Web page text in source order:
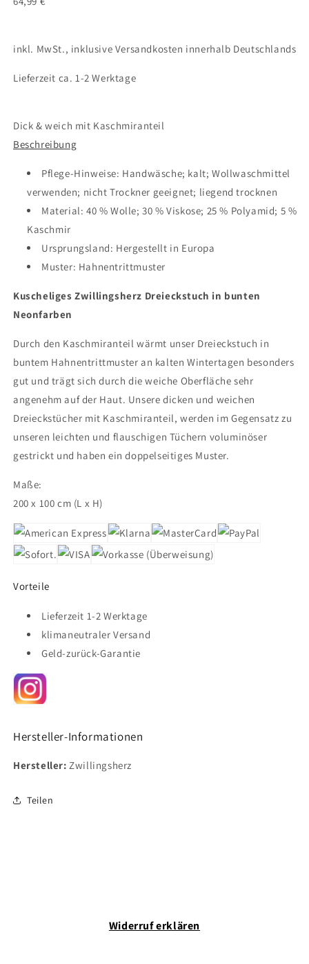
inkl. MwSt., inklusive Versandkosten innerhalb Deutschlands
Lieferzeit ca. 1-2 Werktage
Dick & weich mit Kaschmiranteil
Beschreibung
Pflege-Hinweise: Handwäsche; kalt; Wollwaschmittel
verwenden; nicht Trockner geeignet; liegend trocknen
Material: 40 % Wolle; 30 % Viskose; 25 % Polyamid; 5 %
Kaschmir
Ursprungsland: Hergestellt in Europa
Muster: Hahnentrittmuster
Kuscheliges Zwillingsherz Dreieckstuch in bunten
Neonfarben
Durch den Kaschmiranteil wärmt unser Dreieckstuch in
buntem Hahnentrittmuster an kalten Wintertagen besonders
gut und trägt sich durch die weiche Oberfläche sehr
angenehm auf der Haut. Unsere dicken und weichen
Dreieckstücher mit Kaschmiranteil, werden im Gegensatz zu
unseren leichten und flauschigen Tüchern voluminöser
gestrickt und haben ein doppelseitiges Muster.
Maße:
200 x 100 cm (L x H)
Vorteile
Lieferzeit 1-2 Werktage
klimaneutraler Versand
Geld-zurück-Garantie
Hersteller-Informationen
Hersteller: Zwillingsherz
Teilen
Widerruf erklären